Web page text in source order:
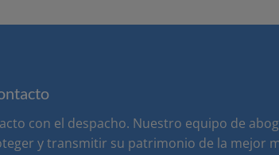
con el despacho. Nuestro equipo de
y transmitir su patrimonio de la mejor